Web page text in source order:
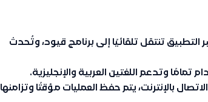
التطبيق تنتقل تلقائيًا إلى برنامج قيود، وتُحدث
تمامًا وتدعم اللغتين العربية والإنجليزية.
بالإنترنت، يتم حفظ العمليات مؤقتًا وتزامنها